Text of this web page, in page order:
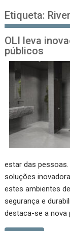
Etiqueta:
OLI leva
públicos
estar das
soluções
estes ambientes
segurança e
destaca-se a nova